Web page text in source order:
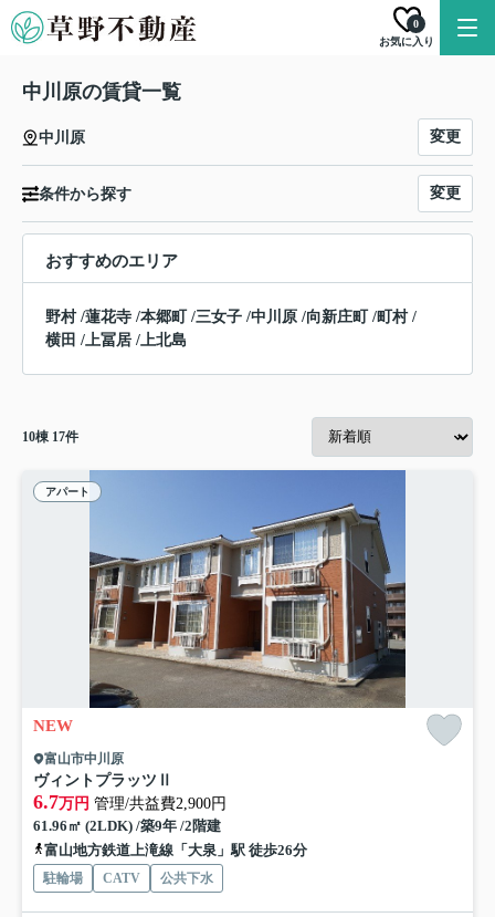
お気に入り
0
中川原の賃貸一覧
中川原 変更
条件から探す 変更
おすすめのエリア
野村/蓮花寺 /本郷町 /三女子 /中川原 /向新庄町 /町村/
横田 /上冨居 /上北島
10棟 17件
アパート
NEW
富山市中川原
ヴィントプラッツⅡ
6.7万円 管理/共益費2,900円
61.96㎡ (2LDK) /築9年 /2階建
富山地方鉄道上滝線「大泉」駅 徒歩26分
駐輪場 CATV 公共下水